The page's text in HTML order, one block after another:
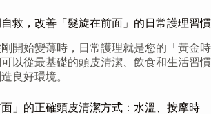
救，改善「髮旋在前面」的日常護理習慣
開始變薄時，日常護理就是您的「黃金時
以從最基礎的頭皮清潔、飲食和生活習慣
良好環境。
」的正確頭皮清潔方式：水溫、按摩時